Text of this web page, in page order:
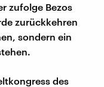
zufolge Bezos
zurückkehren
sondern ein
des